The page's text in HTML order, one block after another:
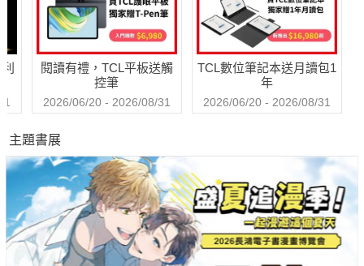
閱讀有禮，TCL平板送觸
控筆
2026/06/20 - 2026/08/31
TCL數位筆記本送月讀包1
年
2026/06/20 - 2026/08/31
主題書展